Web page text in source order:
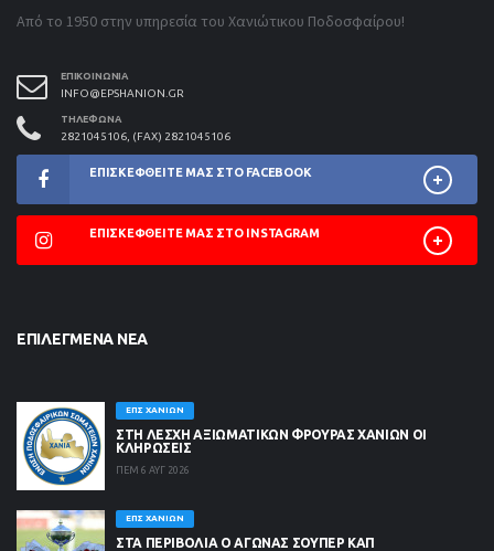
Από το 1950 στην υπηρεσία του Χανιώτικου Ποδοσφαίρου!
ΕΠΙΚΟΙΝΩΝΊΑ
INFO@EPSHANION.GR
ΤΗΛΈΦΩΝΑ
2821045106, (FAX) 2821045106
ΕΠΙΣΚΕΦΘΕΊΤΕ ΜΑΣ ΣΤΟ FACEBOOK
ΕΠΙΣΚΕΦΘΕΊΤΕ ΜΑΣ ΣΤΟ INSTAGRAM
ΕΠΙΛΕΓΜΈΝΑ ΝΈΑ
ΕΠΣ ΧΑΝΊΩΝ
ΣΤΗ ΛΈΣΧΗ ΑΞΙΩΜΑΤΙΚΏΝ ΦΡΟΥΡΆΣ ΧΑΝΊΩΝ ΟΙ
ΚΛΗΡΏΣΕΙΣ
ΠΕΜ 6 ΑΥΓ 2026
ΕΠΣ ΧΑΝΊΩΝ
ΣΤΑ ΠΕΡΙΒΟΛΙΑ Ο ΑΓΩΝΑΣ ΣΟΥΠΕΡ ΚΑΠ